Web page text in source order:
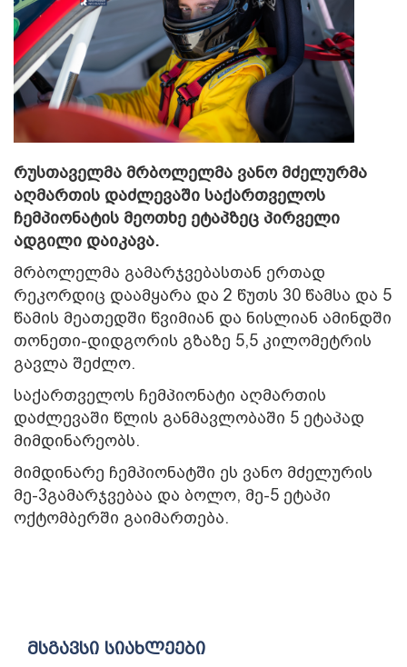
რუსთაველმა მრბოლელმა ვანო მძელურმა
აღმართის დაძლევაში საქართველოს
ჩემპიონატის მეოთხე ეტაპზეც პირველი
ადგილი დაიკავა.
მრბოლელმა გამარჯვებასთან ერთად
რეკორდიც დაამყარა და 2 წუთს 30 წამსა და 5
წამის მეათედში წვიმიან და ნისლიან ამინდში
თონეთი-დიდგორის გზაზე 5,5 კილომეტრის
გავლა შეძლო.
საქართველოს ჩემპიონატი აღმართის
დაძლევაში წლის განმავლობაში 5 ეტაპად
მიმდინარეობს.
მიმდინარე ჩემპიონატში ეს ვანო მძელურის
მე-3გამარჯვებაა და ბოლო, მე-5 ეტაპი
ოქტომბერში გაიმართება.
მსგავსი სიახლეები